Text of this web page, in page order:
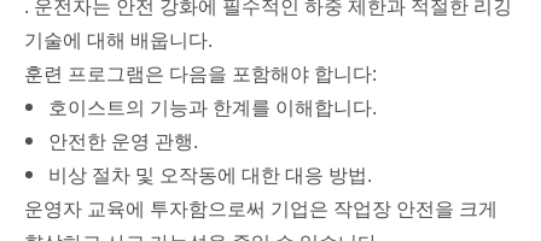
. 운전자는 안전 강화에 필수적인 하중 제한과 적절한 리깅
기술에 대해 배웁니다.
훈련 프로그램은 다음을 포함해야 합니다:
호이스트의 기능과 한계를 이해합니다.
안전한 운영 관행.
비상 절차 및 오작동에 대한 대응 방법.
운영자 교육에 투자함으로써 기업은 작업장 안전을 크게